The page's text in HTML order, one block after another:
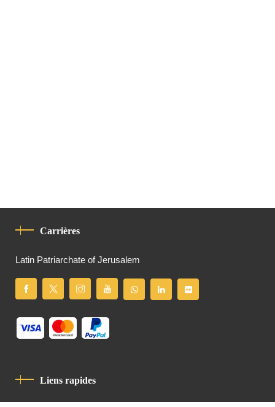
Carrières
Latin Patriarchate of Jerusalem
Liens rapides